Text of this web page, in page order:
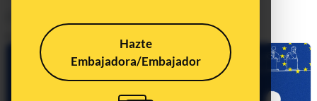
Hazte
Embajadora/Embajador
Publicado el